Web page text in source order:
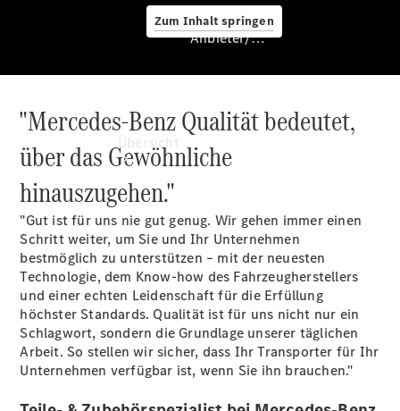
Zum Inhalt springen
Anbieter/Datenschutz
Startseite
Kontakt
Beratung
vereinbaren
Servicetermin
buchen
Probefahrt
Anbieter/Datenschutz
"Mercedes-Benz Qualität bedeutet,
über das Gewöhnliche
hinauszugehen."
"Gut ist für uns nie gut genug. Wir gehen immer einen
Schritt weiter, um Sie und Ihr Unternehmen
bestmöglich zu unterstützen – mit der neuesten
Technologie, dem Know-how des Fahrzeugherstellers
und einer echten Leidenschaft für die Erfüllung
höchster Standards. Qualität ist für uns nicht nur ein
Schlagwort, sondern die Grundlage unserer täglichen
Arbeit. So stellen wir sicher, dass Ihr Transporter für Ihr
Unternehmen verfügbar ist, wenn Sie ihn brauchen."